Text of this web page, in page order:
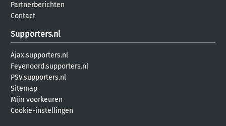
Partnerberichten
Contact
Supporters.nl
Ajax.supporters.nl
Feyenoord.supporters.nl
PSV.supporters.nl
Sitemap
Mijn voorkeuren
Cookie-instellingen